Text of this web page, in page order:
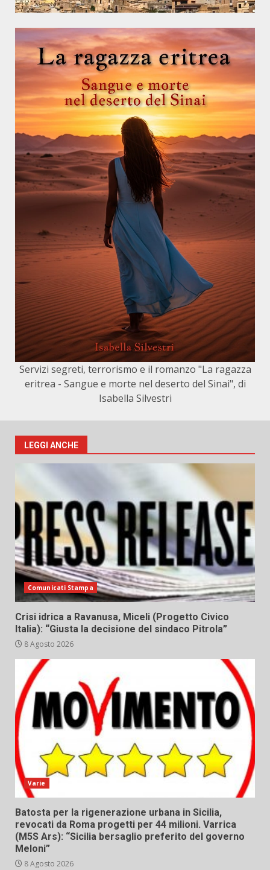
Servizi segreti, terrorismo e il romanzo "La ragazza
eritrea - Sangue e morte nel deserto del Sinai", di
Isabella Silvestri
LEGGI ANCHE
Comunicati Stampa
Crisi idrica a Ravanusa, Miceli (Progetto Civico
Italia): “Giusta la decisione del sindaco Pitrola”
8 Agosto 2026
Varie
Batosta per la rigenerazione urbana in Sicilia,
revocati da Roma progetti per 44 milioni. Varrica
(M5S Ars): “Sicilia bersaglio preferito del governo
Meloni”
8 Agosto 2026